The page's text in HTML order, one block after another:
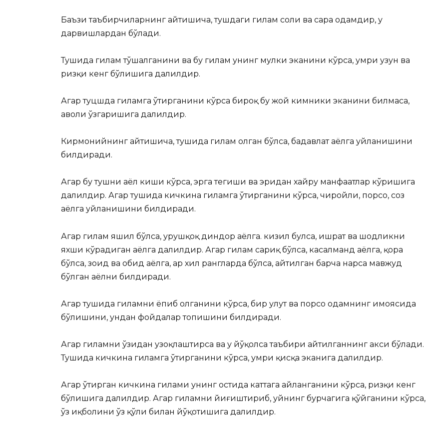
Баъзи таъбирчиларнинг айтишича, тушдаги гилам солиҳ ва сара одамдир, у
дарвишлардан бўлади.
Тушида гилам тўшалганини ва бу гилам унинг мулки эканини кўрса, умри узун ва
ризқи кенг бўлишига далилдир.
Агар туцшда гиламга ўтирганини кўрса бироқ бу жой кимники эканини билмаса,
аҳволи ўзгаришига далилдир.
Кирмонийнинг айтишича, тушида гилам олган бўлса, бадавлат аёлга уйланишини
билдиради.
Агар бу тушни аёл киши кўрса, эрга тегиши ва эридан хайру манфаатлар кўришига
далилдир. Агар тушида кичкина гиламга ўтирганини кўрса, чиройли, порсо, соз
аёлга уйланишини билдиради.
Агар гилам яшил бўлса, урушқоқ диндор аёлга. кизил булса, ишрат ва шодликни
яхши кўрадиган аёлга далилдир. Агар гилам сариқ бўлса, касалманд аёлга, қора
бўлса, зоҳид ва обид аёлга, ҳар хил рангларда бўлса, айтилган барча нарса мавжуд
бўлган аёлни билдиради.
Агар тушида гиламни ёпиб олганини кўрса, бир улут ва порсо одамнинг ҳимоясида
бўлишини, ундан фойдалар топишини билдиради.
Агар гиламни ўзидан узоқлаштирса ва у йўқолса таъбири айтилганнинг акси бўлади.
Тушида кичкина гиламга ўтирганини кўрса, умри қисқа эканига далилдир.
Агар ўтирган кичкина гилами унинг остида каттага айланганини кўрса, ризқи кенг
бўлишига далилдир. Агар гиламни йиғиштириб, уйнинг бурчагига қўйганини кўрса,
ўз иқболини ўз қўли билан йўқотишига далилдир.